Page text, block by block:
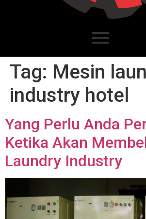
Tag: Mesin
industry hotel
Yang Perlu Anda
Ketika Akan
Laundry Industry